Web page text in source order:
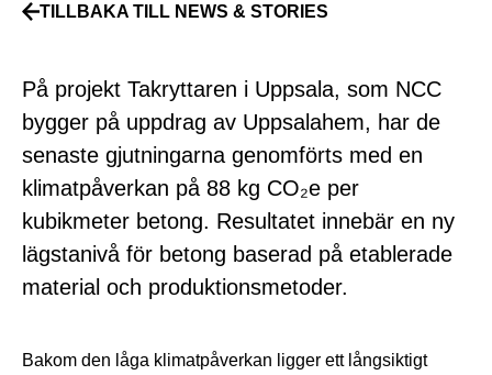
TILLBAKA TILL NEWS & STORIES
På projekt Takryttaren i Uppsala, som NCC
bygger på uppdrag av Uppsalahem, har de
senaste gjutningarna genomförts med en
klimatpåverkan på 88 kg CO₂e per
kubikmeter betong. Resultatet innebär en ny
lägstanivå för betong baserad på etablerade
material och produktionsmetoder.
Bakom den låga klimatpåverkan ligger ett långsiktigt